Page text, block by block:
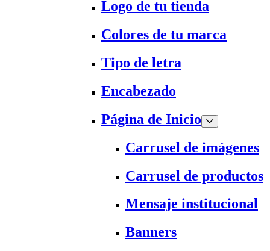
Logo de tu tienda
Colores de tu marca
Tipo de letra
Encabezado
Página de Inicio
Carrusel de imágenes
Carrusel de productos
Mensaje institucional
Banners